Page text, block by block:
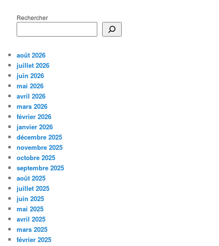
Rechercher
août 2026
juillet 2026
juin 2026
mai 2026
avril 2026
mars 2026
février 2026
janvier 2026
décembre 2025
novembre 2025
octobre 2025
septembre 2025
août 2025
juillet 2025
juin 2025
mai 2025
avril 2025
mars 2025
février 2025